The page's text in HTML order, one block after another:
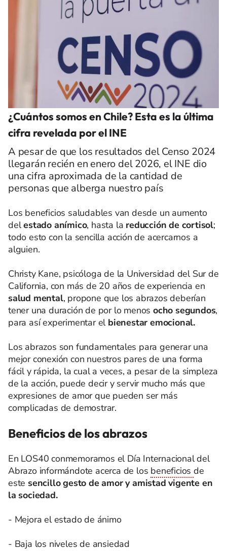
¿Cuántos somos en Chile? Esta es la última
cifra revelada por el INE
A pesar de que los resultados del Censo 2024
llegarán recién en enero del 2026, el INE dio
una cifra aproximada de la cantidad de
personas que alberga nuestro país
Los beneficios saludables van desde un aumento
delestado anímico, hasta la reducción de cortisol;
todo esto con la sencilla acción de acercarnos a
alguien.
Christy Kane, psicóloga de la Universidad del Sur de
California, con más de 20 años de experiencia en
salud mental, propone que los abrazos deberían
tener una duración de por lo menos ocho segundos,
para así experimentar el bienestar emocional.
Los abrazos son fundamentales para generar una
mejor conexión con nuestros pares de una forma
fácil y rápida, la cual a veces, a pesar de la simpleza
de la acción, puede decir y servir mucho más que
expresiones de amor que pueden ser más
complicadas de demostrar.
Beneficios de los abrazos
En LOS40 conmemoramos el Día Internacional del
Abrazo informándote acerca de los beneficiosde
este sencillo gesto de amor y amistad vigente en
la sociedad.
- Mejora el estado de ánimo
- Baja los niveles de ansiedad